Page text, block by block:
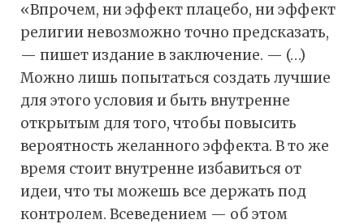
«Впрочем, ни эффект плацебо, ни эффект
религии невозможно точно предсказать,
— пишет издание в заключение. — (…)
Можно лишь попытаться создать лучшие
для этого условия и быть внутренне
открытым для того, чтобы повысить
вероятность желанного эффекта. В то же
время стоит внутренне избавиться от
идеи, что ты можешь все держать под
контролем. Всеведением — об этом